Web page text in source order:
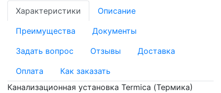
Характеристики
Описание
Преимущества Документы
Задать вопрос Отзывы Доставка
Оплата
Как заказать
Канализационная установка Termica (Термика)